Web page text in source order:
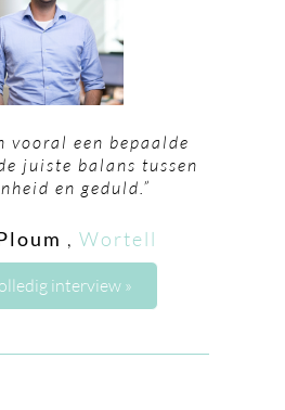
vooral een bepaalde
juiste balans tussen
en geduld.”
, Wortell
interview »